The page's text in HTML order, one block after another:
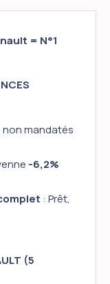
= N°1
non mandatés
-6,2%
: Prêt,
(5